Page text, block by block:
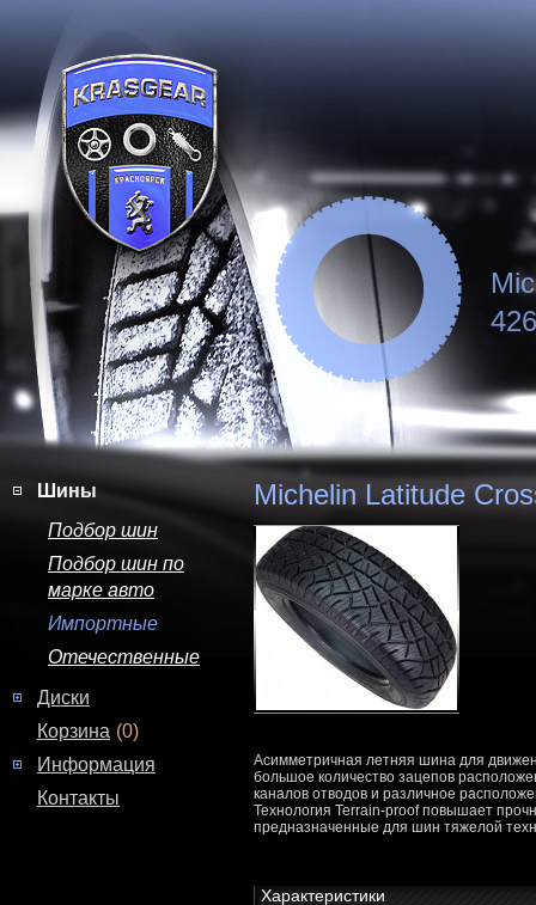
Шины
Подбор шин
Подбор шин по
марке авто
Импортные
Отечественные
Диски
Корзина (0)
Информация
Контакты
Michelin Latitude
Асимметричная летняя шина для
большое количество зацепов
каналов отводов и различное
Технология Terrain-proof повышает
предназначенные для шин тяжелой
Характеристики